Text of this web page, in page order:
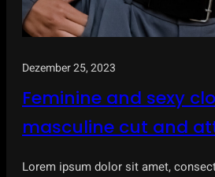
Dezember 25, 2023
Feminine and sexy
masculine cut and
Lorem ipsum dolor sit amet,